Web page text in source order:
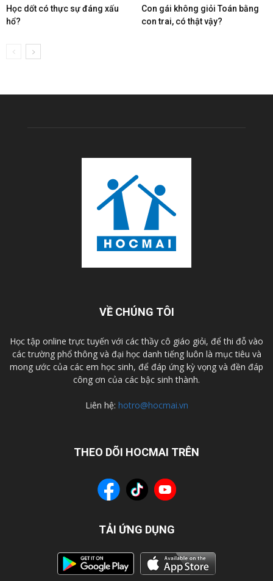
Học dốt có thực sự đáng xấu
hổ?
Con gái không giỏi Toán bằng
con trai, có thật vậy?
VỀ CHÚNG TÔI
Học tập online trực tuyến với các thầy cô giáo giỏi, để thi đỗ vào
các trường phổ thông và đại học danh tiếng luôn là mục tiêu và
mong ước của các em học sinh, để đáp ứng kỳ vọng và đền đáp
công ơn của các bậc sinh thành.
Liên hệ: hotro@hocmai.vn
THEO DÕI HOCMAI TRÊN
TẢI ỨNG DỤNG